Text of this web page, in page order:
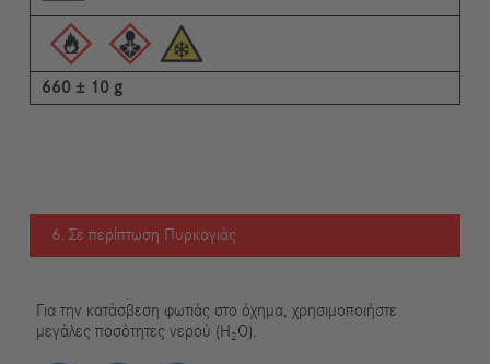
660 ± 10 g
6. Σε περίπτωση Πυρκαγιάς
Για την κατάσβεση φωτιάς στο όχημα, χρησιμοποιήστε
μεγάλες ποσότητες νερού (H₂O).